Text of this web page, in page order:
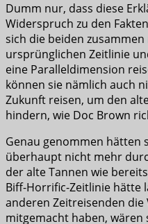
Dumm nur, dass diese
Widerspruch zu den
sich die beiden
ursprünglichen Zeitlinie
eine Paralleldimension
können sie nämlich auch
Zukunft reisen, um den
hindern, wie Doc Brown
Genau genommen hätten
überhaupt nicht mehr
der alte Tannen wie
Biff-Horrific-Zeitlinie hätte
anderen Zeitreisenden
mitgemacht haben, wären